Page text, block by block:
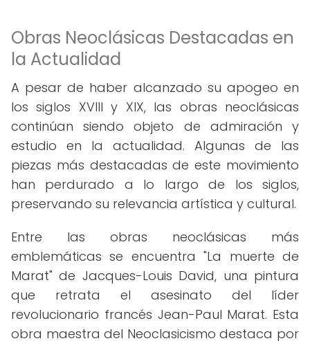
Obras Neoclásicas Destacadas en
la Actualidad
A pesar de haber alcanzado su apogeo en
los siglos XVIII y XIX, las obras neoclásicas
continúan siendo objeto de admiración y
estudio en la actualidad. Algunas de las
piezas más destacadas de este movimiento
han perdurado a lo largo de los siglos,
preservando su relevancia artística y cultural.
Entre las obras neoclásicas más
emblemáticas se encuentra "La muerte de
Marat" de Jacques-Louis David, una pintura
que retrata el asesinato del líder
revolucionario francés Jean-Paul Marat. Esta
obra maestra del Neoclasicismo destaca por